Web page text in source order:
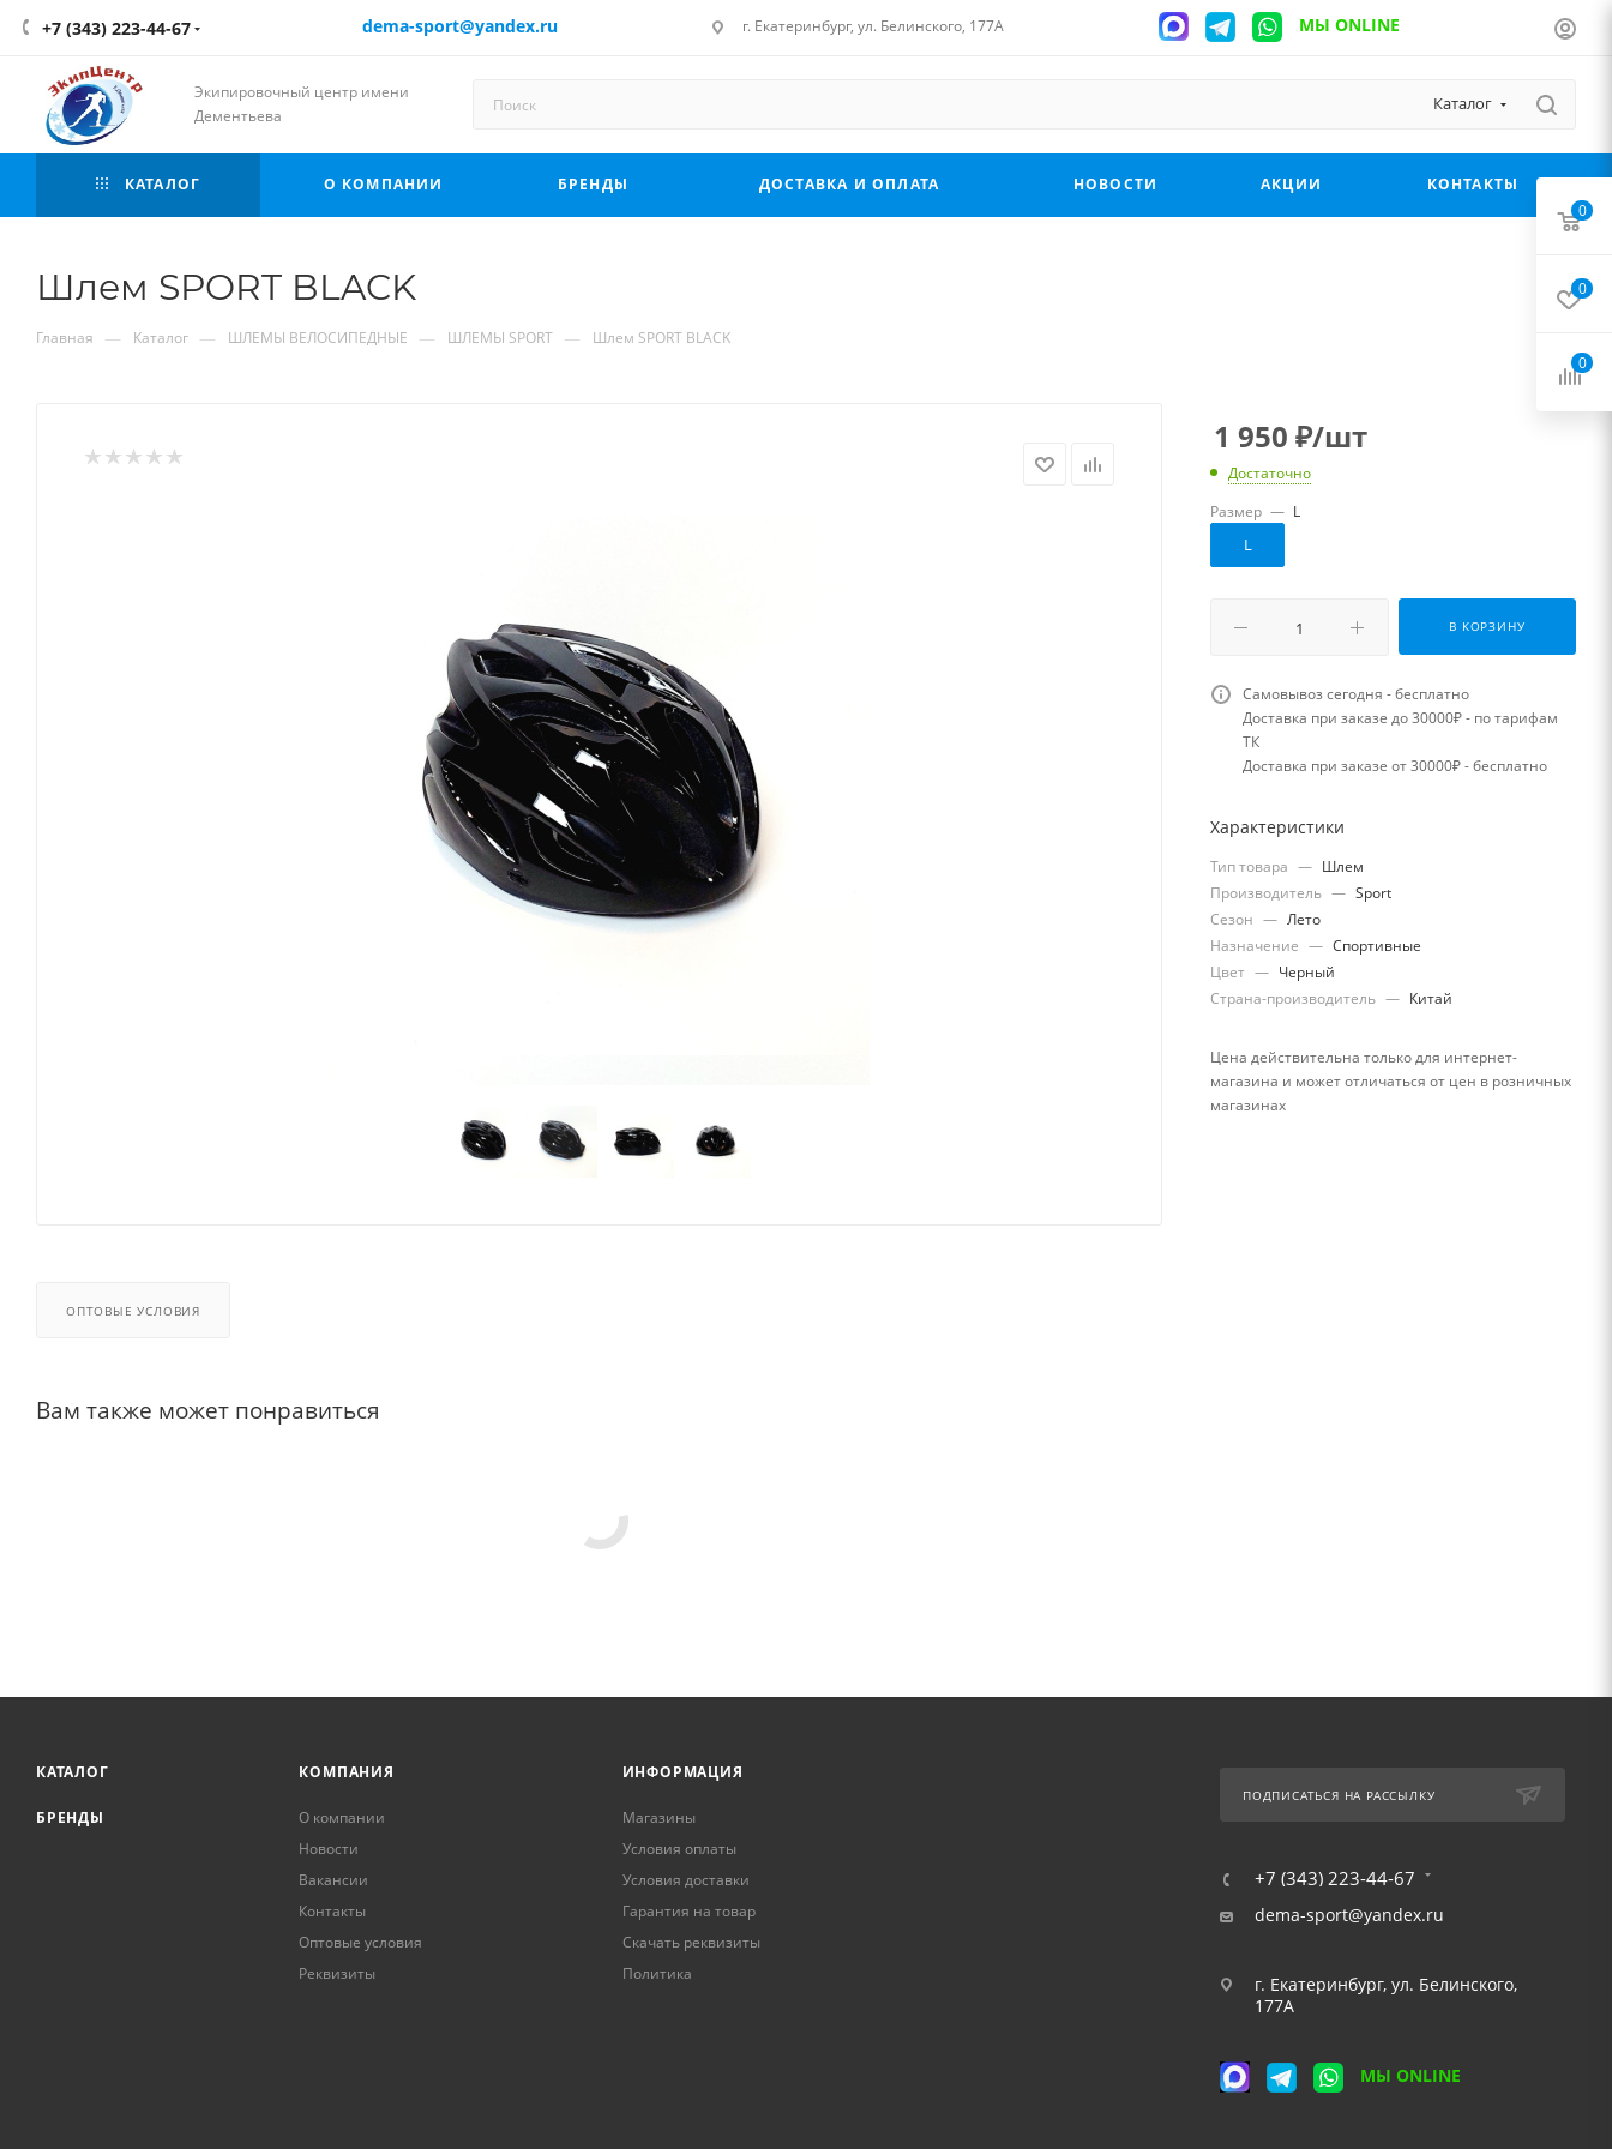
+7 (343) 223-44-67 dema-sport@yandex.ru г. Екатеринбург, ул. Белинского, 177А МЫ ONLINE
Экипировочный центр имени
Дементьева
Каталог
КАТАЛОГ О КОМПАНИИ БРЕНДЫ ДОСТАВКА И ОПЛАТА НОВОСТИ АКЦИИ КОНТАКТЫ
Шлем SPORT BLACK
Главная — Каталог — ШЛЕМЫ ВЕЛОСИПЕДНЫЕ — ШЛЕМЫ SPORT — Шлем SPORT BLACK
ОПТОВЫЕ УСЛОВИЯ
Вам также может понравиться
1 950 ₽/шт
Достаточно
Размер — L
L
В КОРЗИНУ
Самовывоз сегодня - бесплатно
Доставка при заказе до 30000₽ - по тарифам
ТК
Доставка при заказе от 30000₽ - бесплатно
Характеристики
Тип товара — Шлем
Производитель — Sport
Сезон — Лето
Назначение — Спортивные
Цвет — Черный
Страна-производитель — Китай
Цена действительна только для интернет-
магазина и может отличаться от цен в розничных
магазинах
КАТАЛОГ
БРЕНДЫ
КОМПАНИЯ
О компании
Новости
Вакансии
Контакты
Оптовые условия
Реквизиты
ИНФОРМАЦИЯ
Магазины
Условия оплаты
Условия доставки
Гарантия на товар
Скачать реквизиты
Политика
ПОДПИСАТЬСЯ НА РАССЫЛКУ
+7 (343) 223-44-67
dema-sport@yandex.ru
г. Екатеринбург, ул. Белинского,
177А
МЫ ONLINE
0
0
0